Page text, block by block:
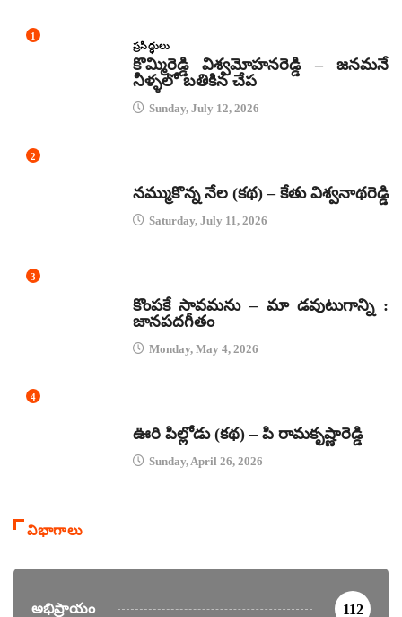
1
ప్రసిద్ధులు
కొమ్మిరెడ్డి విశ్వమోహనరెడ్డి – జనమనే
నీళ్ళలో బతికిన చేప
Sunday, July 12, 2026
2
నమ్ముకొన్న నేల (కథ) – కేతు విశ్వనాథరెడ్డి
Saturday, July 11, 2026
3
కొంపకే సావమను – మా డవుటుగాన్ని :
జానపదగీతం
Monday, May 4, 2026
4
ఊరి పిల్లోడు (కథ) – పి రామకృష్ణారెడ్డి
Sunday, April 26, 2026
విభాగాలు
అభిప్రాయం 112